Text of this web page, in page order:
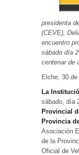
presidenta
(CEVE),
encuentro
sábado día
centenar de
Elche, 30
La
sábado, día
Provincial
Provincia
Asociación
de la
Oficial de